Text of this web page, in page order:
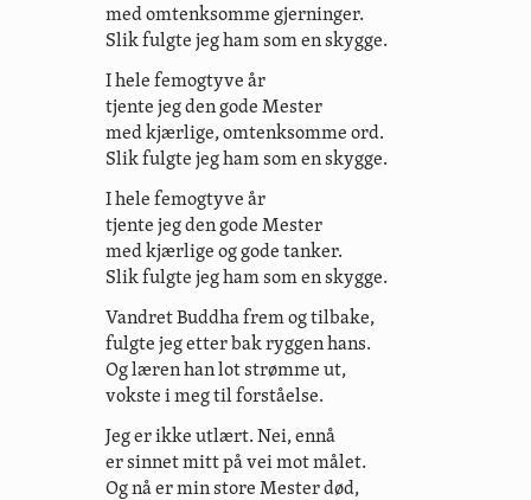
med omtenksomme gjerninger.
Slik fulgte jeg ham som en skygge.
I hele femogtyve år
tjente jeg den gode Mester
med kjærlige, omtenksomme ord.
Slik fulgte jeg ham som en skygge.
I hele femogtyve år
tjente jeg den gode Mester
med kjærlige og gode tanker.
Slik fulgte jeg ham som en skygge.
Vandret Buddha frem og tilbake,
fulgte jeg etter bak ryggen hans.
Og læren han lot strømme ut,
vokste i meg til forståelse.
Jeg er ikke utlært. Nei, ennå
er sinnet mitt på vei mot målet.
Og nå er min store Mester død,